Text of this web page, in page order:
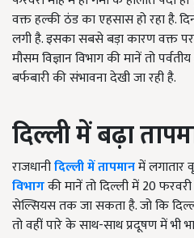
वक्त हल्की ठंड का एहसास हो रहा है.
लगी है. इसका सबसे बड़ा कारण वक्त पर
मौसम विज्ञान विभाग की मानें तो
बर्फबारी की संभावना देखी जा रही है.
दिल्ली में बढ़ा
राजधानीदिल्ली में तापमानमें लगातार
विभागकी मानें तो दिल्ली में 20
सेल्सियस तक जा सकता है. जो कि
तो वहीं पारे के साथ-साथ प्रदूषण में भी